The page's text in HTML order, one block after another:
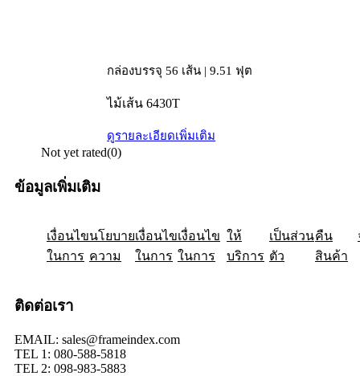
กล่องบรรจุ 56 เส้น | 9.51 ฟุต
ไม้เส้น 6430T
ดูรายละเอียดเพิ่มเติม
Not yet rated(0)
ข้อมูลเพิ่มเติม
เงื่อนไข
ในการ
ให้
บริการ
นโยบาย
ความ
เป็นส่วน
ตัว
เงื่อนไข
ในการ
คืน
สินค้า
เงื่อนไข
ในการ
ติดต่อเรา
EMAIL: sales@frameindex.com
TEL 1: 080-588-5818
TEL 2: 098-983-5883